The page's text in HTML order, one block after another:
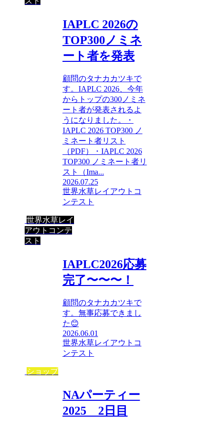
IAPLC 2026の
TOP300ノミネ
ート者を発表
顧問のタナカカツキで
す。IAPLC 2026、今年
からトップの300ノミネ
ート者が発表されるよ
うになりました。・
IAPLC 2026 TOP300 ノ
ミネート者リスト
（PDF）・IAPLC 2026
TOP300 ノミネート者リ
スト（Ima...
2026.07.25
世界水草レイアウトコ
ンテスト
世界水草レイ
アウトコンテ
スト
IAPLC2026応募
完了〜〜〜！
顧問のタナカカツキで
す。無事応募できまし
た😊
2026.06.01
世界水草レイアウトコ
ンテスト
ショップ
NAパーティー
2025 2日目